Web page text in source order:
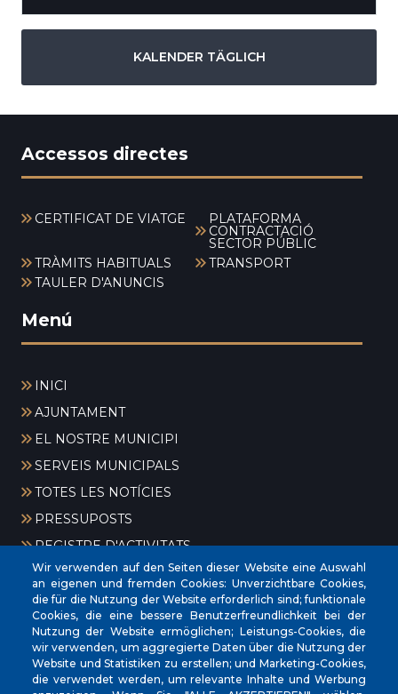
KALENDER TÄGLICH
Accessos directes
CERTIFICAT DE VIATGE PLATAFORMA
CONTRACTACIÓ
SECTOR PÚBLIC
TRÀMITS HABITUALS
TRANSPORT
TAULER D'ANUNCIS
Menú
INICI
AJUNTAMENT
EL NOSTRE MUNICIPI
SERVEIS MUNICIPALS
TOTES LES NOTÍCIES
PRESSUPOSTS
REGISTRE D'ACTIVITATS
CIF
‎P0704300C
Wir verwenden auf den Seiten dieser Website eine Auswahl
an eigenen und fremden Cookies: Unverzichtbare Cookies,
die für die Nutzung der Website erforderlich sind; funktionale
Cookies, die eine bessere Benutzerfreundlichkeit bei der
Nutzung der Website ermöglichen; Leistungs-Cookies, die
wir verwenden, um aggregierte Daten über die Nutzung der
Website und Statistiken zu erstellen; und Marketing-Cookies,
die verwendet werden, um relevante Inhalte und Werbung